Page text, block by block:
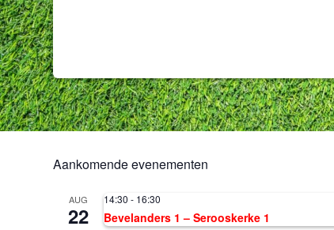
Aankomende evenementen
AUG
22
14:30 - 16:30
Bevelanders 1 – Serooskerke 1